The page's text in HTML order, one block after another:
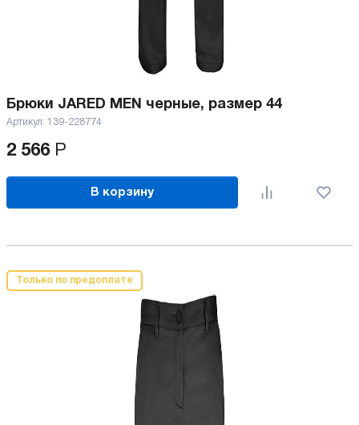
Брюки JARED MEN черные, размер 44
Артикул: 139-228774
2 566 Р
В корзину
Только по предоплате